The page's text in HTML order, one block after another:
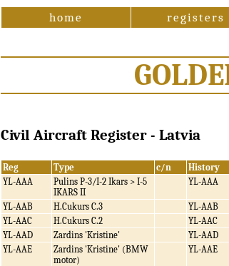
home registers
Civil Aircraft Register - Latvia
Reg Type c/n History
YL-AAA
Pulins P-3/I-2 Ikars > I-5
IKARS II
YL-AAA
YL-AAB H.Cukurs C.3 YL-AAB
YL-AAC
H.Cukurs C.2 YL-AAC
YL-AAD
Zardins 'Kristine'
YL-AAD
YL-AAE
Zardins 'Kristine' (BMW
motor)
YL-AAE